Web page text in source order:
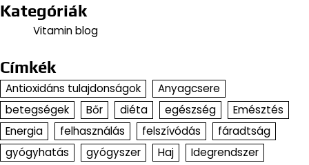
Kategóriák
Vitamin blog
Címkék
Antioxidáns tulajdonságok
Anyagcsere
betegségek
Bőr diéta egészség
Emésztés
Energia
felhasználás felszívódás
fáradtság
gyógyhatás
gyógyszer Haj
Idegrendszer